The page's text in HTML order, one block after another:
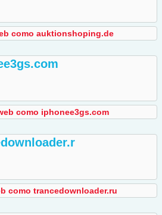
como auktionshoping.de
como iphonee3gs.com
como trancedownloader.ru